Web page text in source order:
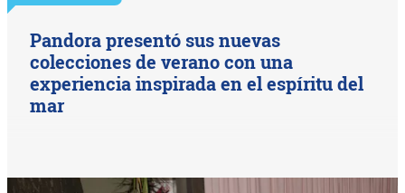
Pandora presentó sus nuevas
colecciones de verano con una
experiencia inspirada en el espíritu del
mar